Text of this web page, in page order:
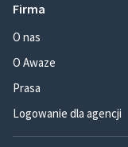
Firma
O nas
O Awaze
Prasa
Logowanie dla agencji